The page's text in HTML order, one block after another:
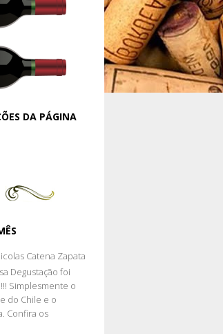
DA PÁGINA
Catena Zapata
Degustação foi
Simplesmente o
do Chile e o
Confira os